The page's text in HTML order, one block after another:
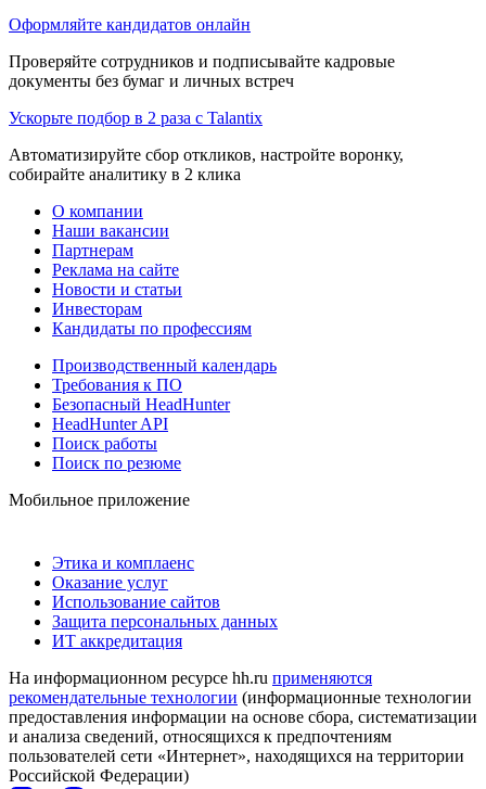
Оформляйте кандидатов онлайн
Проверяйте сотрудников и подписывайте кадровые
документы без бумаг и личных встреч
Ускорьте подбор в 2 раза с Talantix
Автоматизируйте сбор откликов, настройте воронку,
собирайте аналитику в 2 клика
О компании
Наши вакансии
Партнерам
Реклама на сайте
Новости и статьи
Инвесторам
Кандидаты по профессиям
Производственный календарь
Требования к ПО
Безопасный HeadHunter
HeadHunter API
Поиск работы
Поиск по резюме
Мобильное приложение
Этика и комплаенс
Оказание услуг
Использование сайтов
Защита персональных данных
ИТ аккредитация
На информационном ресурсе hh.ru применяются
рекомендательные технологии (информационные технологии
предоставления информации на основе сбора, систематизации
и анализа сведений, относящихся к предпочтениям
пользователей сети «Интернет», находящихся на территории
Российской Федерации)